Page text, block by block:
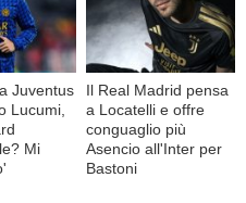
Juventus
Lucumi,
Mi
Il Real Madrid pensa
a Locatelli e offre
conguaglio più
Asencio all'Inter per
Bastoni